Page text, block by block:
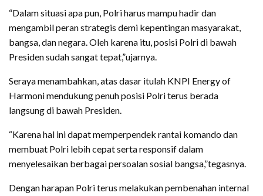
“Dalam situasi apa pun, Polri harus mampu hadir dan
mengambil peran strategis demi kepentingan masyarakat,
bangsa, dan negara. Oleh karena itu, posisi Polri di bawah
Presiden sudah sangat tepat,”ujarnya.
Seraya menambahkan, atas dasar itulah KNPI Energy of
Harmoni mendukung penuh posisi Polri terus berada
langsung di bawah Presiden.
“Karena hal ini dapat memperpendek rantai komando dan
membuat Polri lebih cepat serta responsif dalam
menyelesaikan berbagai persoalan sosial bangsa,”tegasnya.
Dengan harapan Polri terus melakukan pembenahan internal